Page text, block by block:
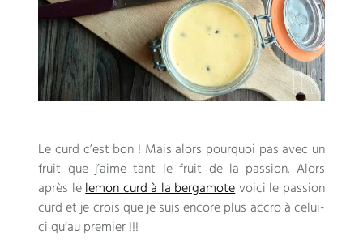
Le curd c’est bon ! Mais alors pourquoi pas avec un
fruit que j’aime tant le fruit de la passion. Alors
après lelemon curd à la bergamotevoici le passion
curd et je crois que je suis encore plus accro à celui-
ci qu’au premier!!!